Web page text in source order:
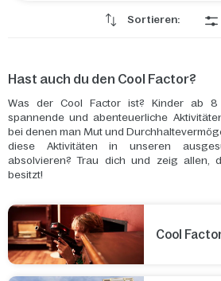
Sortieren:
Hast auch du den Cool Factor?
Was der Cool Factor ist? Kinder ab
spannende und abenteuerliche
bei denen man Mut und
diese Aktivitäten in unseren
absolvieren? Trau dich und zeig allen,
besitzt!
Cool